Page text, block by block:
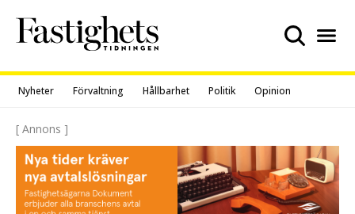
content
Nyheter Förvaltning Hållbarhet Politik Opinion
[ Annons ]